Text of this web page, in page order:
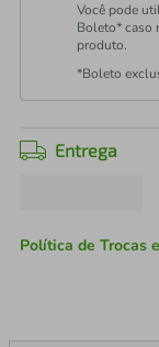
Você pode
Boleto* caso
produto.
*Boleto
Entrega
Política de Trocas